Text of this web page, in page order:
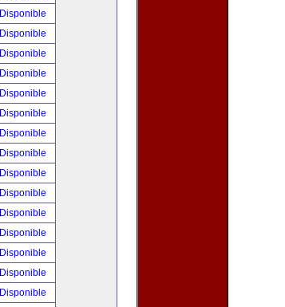
Disponible
Disponible
Disponible
Disponible
Disponible
Disponible
Disponible
Disponible
Disponible
Disponible
Disponible
Disponible
Disponible
Disponible
Disponible